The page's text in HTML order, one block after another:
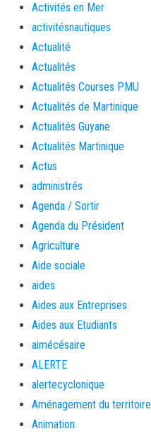
Activités en Mer
activitésnautiques
Actualité
Actualités
Actualités Courses PMU
Actualités de Martinique
Actualités Guyane
Actualités Martinique
Actus
administrés
Agenda / Sortir
Agenda du Président
Agriculture
Aide sociale
aides
Aides aux Entreprises
Aides aux Etudiants
aimécésaire
ALERTE
alertecyclonique
Aménagement du territoire
Animation